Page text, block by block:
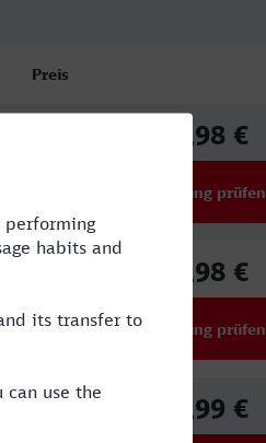
Preis
67,98 €
Verbindung prüfen
67,98 €
Verbindung prüfen
34,99 €